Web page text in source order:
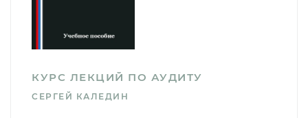
КУРС ЛЕКЦИЙ ПО АУДИТУ
СЕРГЕЙ КАЛЕДИН